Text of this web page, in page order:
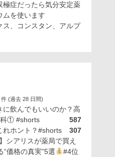
極症だったら気分安定薬
ムを使います
ス、コンスタン、アルプ
(過去 28 日間)
に飲んでもいいのか？高
科① #shorts
587
れホント？#shorts
307
シアリスが薬局で買え
価格の真実”5選
#4位